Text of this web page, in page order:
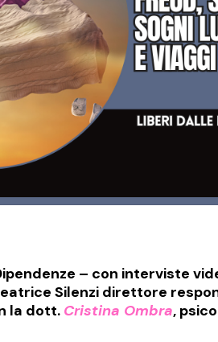
– con interviste
Silenzi direttore
la dott. Cristina Ombra,